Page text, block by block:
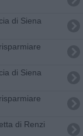
di Siena
di Siena
di Renzi